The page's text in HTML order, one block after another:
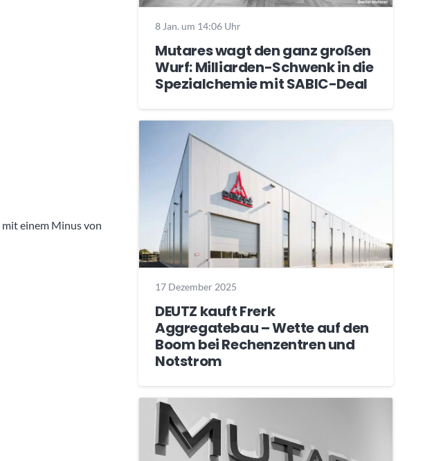
einem Minus von
8 Jan. um 14:06 Uhr
Mutares wagt den ganz großen
Wurf: Milliarden-Schwenk in die
Spezialchemie mit SABIC-Deal
17 Dezember 2025
DEUTZ kauft Frerk
Aggregatebau – Wette auf den
Boom bei Rechenzentren und
Notstrom